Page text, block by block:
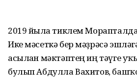
2019 йылға тиклем
Ике мәсеткә бер мәҙрәсә
асылған мәктәптең иң тәүге
булып Абдулла Вахитов,